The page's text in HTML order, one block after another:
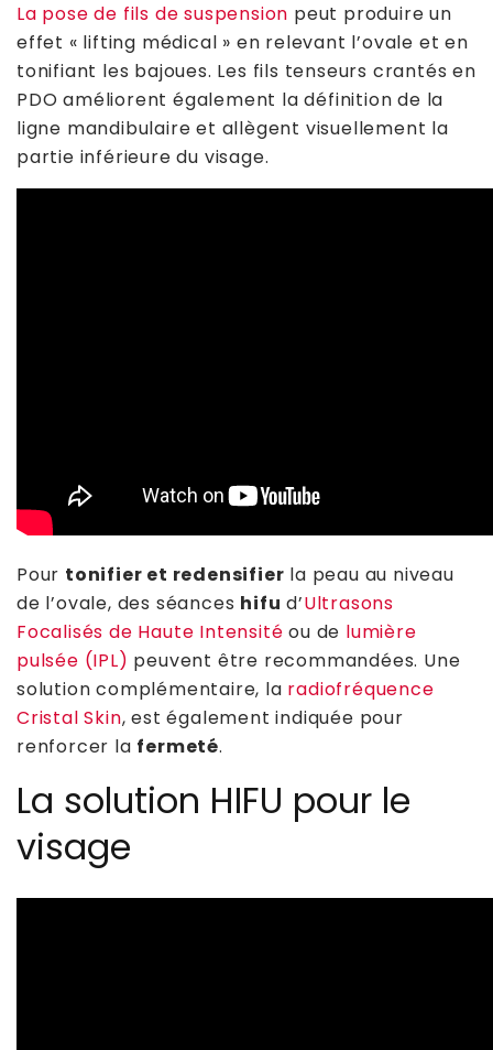
La pose de fils de suspension peut produire un
effet « lifting médical » en relevant l’ovale et en
tonifiant les bajoues. Les fils tenseurs crantés en
PDO améliorent également la définition de la
ligne mandibulaire et allègent visuellement la
partie inférieure du visage.
Pour tonifier et redensifier la peau au niveau
de l’ovale, des séances hifu d’Ultrasons
Focalisés de Haute Intensité ou de lumière
pulsée (IPL) peuvent être recommandées. Une
solution complémentaire, la radiofréquence
Cristal Skin, est également indiquée pour
renforcer la fermeté.
La solution HIFU pour le
visage